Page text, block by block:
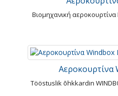
Βιομηχανική
Αεροκουρτίνα
Tööstuslik õhkkardin